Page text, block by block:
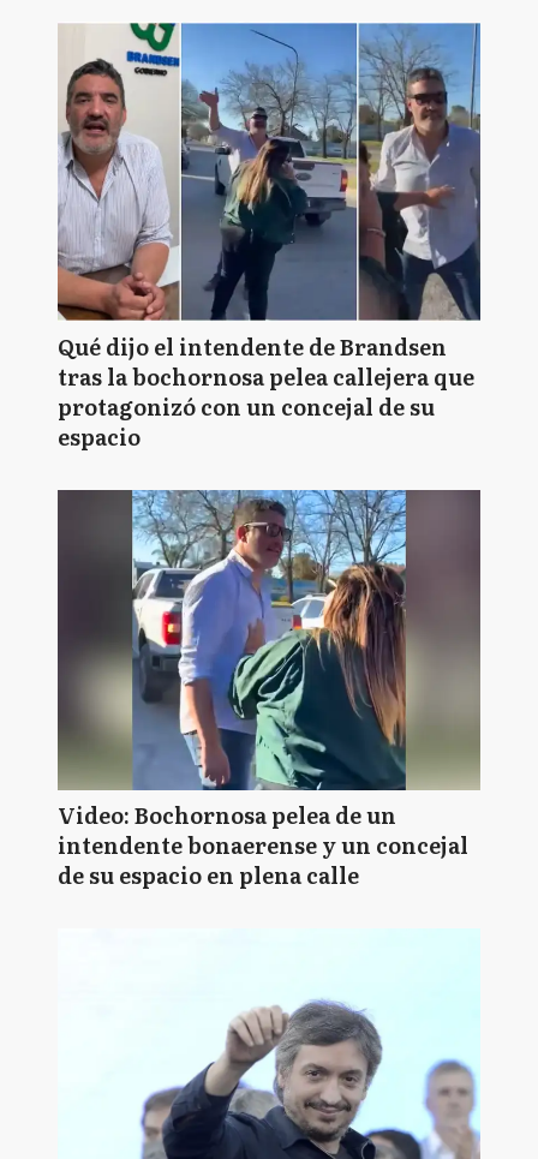
Qué dijo el intendente de Brandsen
tras la bochornosa pelea callejera que
protagonizó con un concejal de su
espacio
Video: Bochornosa pelea de un
intendente bonaerense y un concejal
de su espacio en plena calle